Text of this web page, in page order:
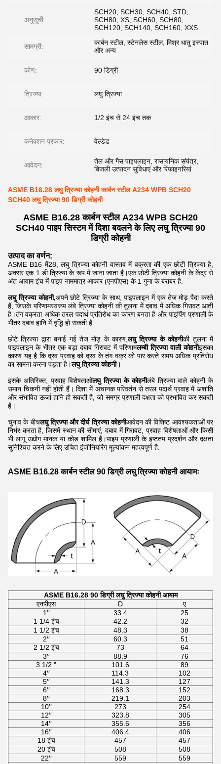
अनुसूची:
SCH20, SCH30, SCH40, STD,
SCH80, XS, SCH60, SCH80,
SCH120, SCH140, SCH160, XXS
सामग्री:
कार्बन स्टील, स्टेनलेस स्टील, मिश्र धातु इस्पात
और अन्य
कोण: 90 डिग्री
त्रिज्या: लघु त्रिज्या
आकार: 1/2 इंच से 24 इंच तक
कनेक्शन प्रकार: वेल्डेड
आवेदन:
तेल और गैस पाइपलाइन, रासायनिक संयंत्र,
बिजली उत्पादन सुविधाएं और रिफाइनरियां
ASME B16.28 लघु त्रिज्या कोहनी कार्बन स्टील A234 WPB SCH20
SCH40 लघु त्रिज्या 90 डिग्री कोहनी
ASME B16.28 कार्बन स्टील A234 WPB SCH20
SCH40 पाइप सिस्टम में दिशा बदलने के लिए लघु त्रिज्या 90
डिग्री कोहनी
उत्पाद का वर्णन:
ASME B16 में28, लघु त्रिज्या कोहनी वास्तव में वक्रता की एक छोटी त्रिज्या है,
अक्सर एक 1 डी त्रिज्या के रूप में जाना जाता है।एक छोटी त्रिज्या कोहनी के केंद्र से
अंत आयाम इंच में पाइप नाममात्र आकार (एनपीएस) के 1 गुना के बराबर है.
लघु त्रिज्या कोहनी,अपने छोटे त्रिज्या के साथ, पाइपलाइन में एक तेज मोड़ पैदा करते
हैं, जिसके परिणामस्वरूप लंबे त्रिज्या कोहनी की तुलना में दबाव में अधिक गिरावट आती
है।तंग वक्रता अधिक तरल पदार्थ प्रतिरोध का कारण बनता है और पाइपिंग प्रणाली के
भीतर दबाव हानि में वृद्धि हो सकती है.
छोटे त्रिज्या द्वारा बनाई गई तेज मोड़ के कारण,लघु त्रिज्या के कोहनीकी तुलना में
पाइपलाइन के भीतर एक बड़ा दबाव गिरावट में परिणामलम्बी त्रिज्या वाली कोहनीइसका
कारण यह है कि द्रव प्रवाह को द्रव के तंग वक्र को पार करते समय अधिक प्रतिरोध
का सामना करना पड़ता है।लघु त्रिज्या कोहनी।
इसके अतिरिक्त, प्रवाह विशेषताओंलघु त्रिज्या के कोहनीलंबे त्रिज्या वाले कोहनी के
समान चिकनी नहीं होती हैं। दिशा में अचानक परिवर्तन से तरल पदार्थ प्रवाह में अशांति
और संभावित ऊर्जा हानि हो सकती है, जो समग्र प्रणाली दक्षता को प्रभावित कर सकती
है।
चुनाव के बीचलघु त्रिज्या और दीर्घ त्रिज्या कोहनीआवेदन की विशिष्ट आवश्यकताओं पर
निर्भर करता है, जिसमें स्थान की सीमाएं, दबाव में गिरावट, प्रवाह विशेषताओं और किसी
भी लागू उद्योग मानक या कोड शामिल हैं।पाइप प्रणाली के इष्टतम प्रदर्शन और दक्षता
सुनिश्चित करने के लिए उचित इंजीनियरिंग मूल्यांकन महत्वपूर्ण है.
ASME B16.28 कार्बन स्टील 90 डिग्री लघु त्रिज्या कोहनी आयामः
ASME B16.28 90 डिग्री लघु त्रिज्या कोहनी आयाम
एनपीएस
D
ए
1′′
33.4
25
1 1/4 इंच
42.2
32
1 1/2 इंच
48.3
38
2′′
60.3
51
2 1/2 इंच
73
64
3′′
88.9
76
3 1/2 "
101.6
89
4′′
114.3
102
5′′
141.3
127
6′′
168.3
152
8′′
219.1
203
10′′
273
254
12′′
323.8
305
14′′
355.6
356
16′′
406.4
406
18 इंच
457
457
20 इंच
508
508
22′′
559
559